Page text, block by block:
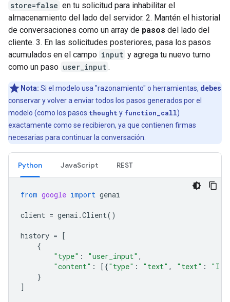
store=false en tu solicitud para inhabilitar el
almacenamiento del lado del servidor. 2. Mantén el historial
de conversaciones como un array de pasos del lado del
cliente. 3. En las solicitudes posteriores, pasa los pasos
acumulados en el campo input y agrega tu nuevo turno
como un paso user_input .
Nota: Si el modelo usa "razonamiento" o herramientas, debes
conservar y volver a enviar todos los pasos generados por el
modelo (como los pasos thought y function_call)
exactamente como se recibieron, ya que contienen firmas
necesarias para continuar la conversación.
Python JavaScript REST
from google import genai
client = genai .Client()
history = [
{
"type" : "user_input" ,
"content" : [{"type" : "text" , "text" :
"I
}
]